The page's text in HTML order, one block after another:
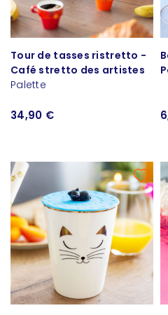
Tour de tasses ristretto -
Café stretto des artistes
Palette
34,90 €